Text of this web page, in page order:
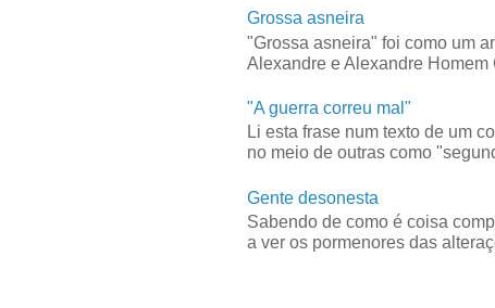
Grossa asneira
"Grossa asneira" foi como um
Alexandre e Alexandre
"A guerra correu mal"
Li esta frase num texto de um
no meio de outras como
Gente desonesta
Sabendo de como é coisa
a ver os pormenores das